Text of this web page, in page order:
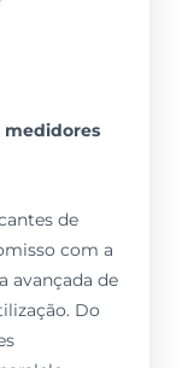
medidores
de
com a
avançada de
Do